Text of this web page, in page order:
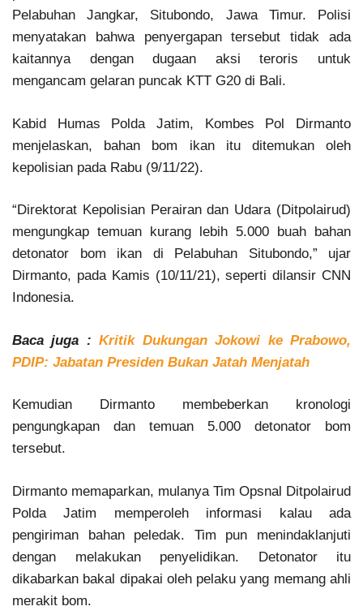
Pelabuhan Jangkar, Situbondo, Jawa Timur. Polisi
menyatakan bahwa penyergapan tersebut tidak ada
kaitannya dengan dugaan aksi teroris untuk
mengancam gelaran puncak KTT G20 di Bali.
Kabid Humas Polda Jatim, Kombes Pol Dirmanto
menjelaskan, bahan bom ikan itu ditemukan oleh
kepolisian pada Rabu (9/11/22).
“Direktorat Kepolisian Perairan dan Udara (Ditpolairud)
mengungkap temuan kurang lebih 5.000 buah bahan
detonator bom ikan di Pelabuhan Situbondo,” ujar
Dirmanto, pada Kamis (10/11/21), seperti dilansir CNN
Indonesia.
Baca juga :Kritik Dukungan Jokowi ke Prabowo,
PDIP: Jabatan Presiden Bukan Jatah Menjatah
Kemudian Dirmanto membeberkan kronologi
pengungkapan dan temuan 5.000 detonator bom
tersebut.
Dirmanto memaparkan, mulanya Tim Opsnal Ditpolairud
Polda Jatim memperoleh informasi kalau ada
pengiriman bahan peledak. Tim pun menindaklanjuti
dengan melakukan penyelidikan. Detonator itu
dikabarkan bakal dipakai oleh pelaku yang memang ahli
merakit bom.